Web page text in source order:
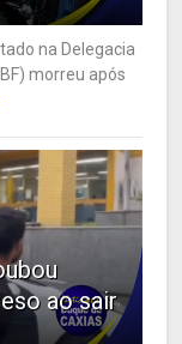
na Delegacia
morreu após
ao sair